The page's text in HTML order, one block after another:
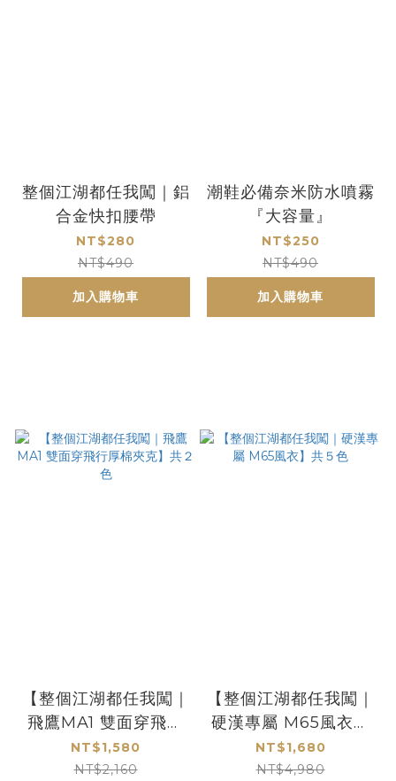
整個江湖都任我闖｜鋁
合金快扣腰帶
NT$280
NT$490
加入購物車
潮鞋必備奈米防水噴霧
『大容量』
NT$250
NT$490
加入購物車
【整個江湖都任我闖｜
飛鷹MA1 雙面穿飛行
厚棉夾克】共２色
NT$1,580
NT$2,160
【整個江湖都任我闖｜
硬漢專屬 M65風衣】
共５色
NT$1,680
NT$4,980